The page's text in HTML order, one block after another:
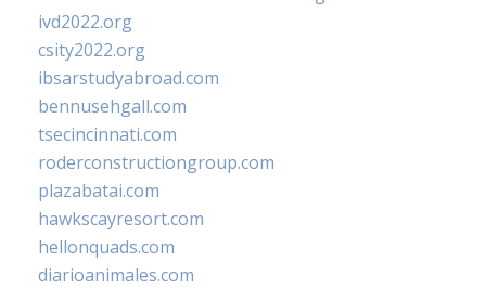
ivd2022.org
csity2022.org
ibsarstudyabroad.com
bennusehgall.com
tsecincinnati.com
roderconstructiongroup.com
plazabatai.com
hawkscayresort.com
hellonquads.com
diarioanimales.com